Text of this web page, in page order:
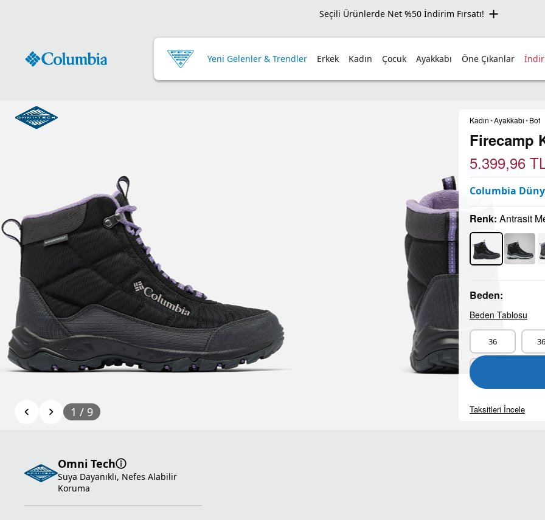
Seçili Ürünlerde Net %50 İndirim Fırsatı!
Yeni Gelenler & Trendler Erkek Kadın Çocuk Ayakkabı Öne Çıkanlar
1 / 9
Kadın•Ayakkabı•Bot
Firecamp
5.399,96
Columbia
Renk: Antrasit
Beden:
Beden Tablosu
36
Taksitleri İncele
Omni Tech
Suya Dayanıklı, Nefes Alabilir
Koruma